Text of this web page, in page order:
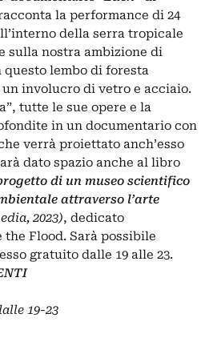
la performance di 24
della serra tropicale
sulla nostra ambizione di
lembo di foresta
involucro di vetro e acciaio.
tutte le sue opere e la
in un documentario con
verrà proiettato anch’esso
dato spazio anche al libro
di un museo scientifico
attraverso l’arte
2023), dedicato
the Flood. Sarà possibile
gratuito dalle 19 alle 23.
19-23